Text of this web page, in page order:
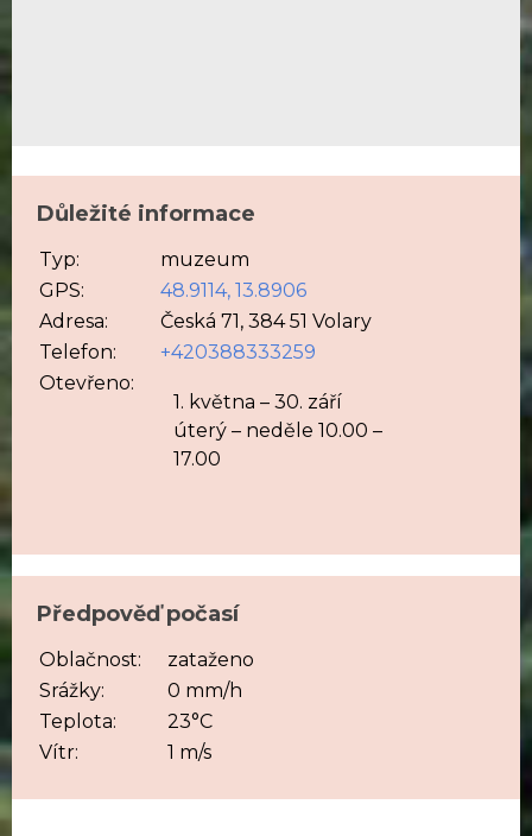
Důležité informace
Typ:
muzeum
GPS:
48.9114, 13.8906
Adresa:
Česká 71, 384 51 Volary
Telefon:
+420388333259
Otevřeno:
1. května – 30. září
úterý – neděle 10.00 –
17.00
Předpověď počasí
Oblačnost:
zataženo
Srážky:
0 mm/h
Teplota:
23°C
Vítr:
1 m/s